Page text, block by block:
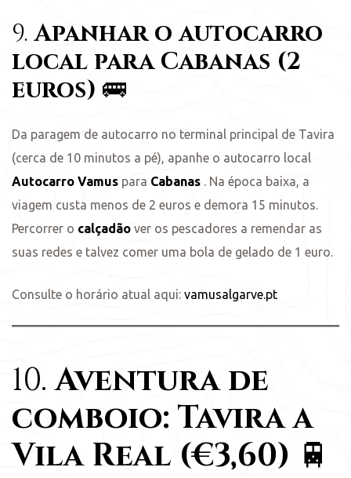
9.Apanhar o autocarro
local para Cabanas (2
euros) 🚌
Da paragem de autocarro no terminal principal de Tavira
(cerca de 10 minutos a pé), apanhe o autocarro local
Autocarro Vamus para Cabanas . Na época baixa, a
viagem custa menos de 2 euros e demora 15 minutos.
Percorrer o calçadão ver os pescadores a remendar as
suas redes e talvez comer uma bola de gelado de 1 euro.
Consulte o horário atual aqui: vamusalgarve.pt
10.Aventura de
comboio: Tavira a
Vila Real (€3,60) 🚆